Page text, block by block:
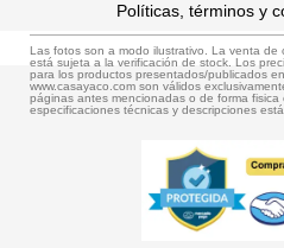
Políticas, términos y
Las fotos son a modo ilustrativo. La venta
está sujeta a la verificación de stock. Los
para los productos presentados/publicados
www.casayaco.com son válidos
páginas antes mencionadas o de forma fisica
especificaciones técnicas y descripciones